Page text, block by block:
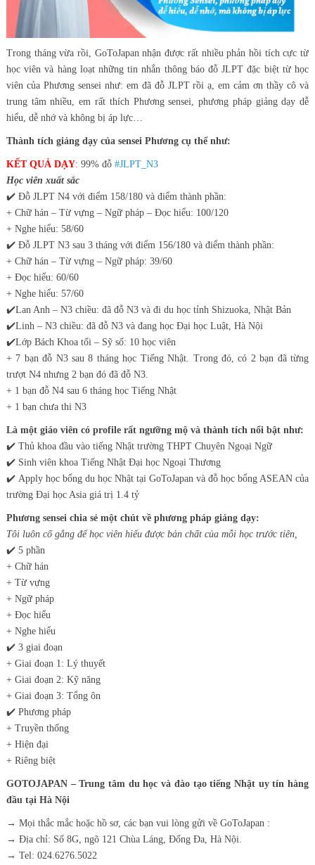
Trong tháng vừa rồi, GoToJapan nhận được rất nhiều phản hồi tích cực từ
học viên và hàng loạt những tin nhắn thông báo đỗ JLPT đặc biệt từ học
viên của Phương sensei như: em đã đỗ JLPT rồi ạ, em cảm ơn thầy cô và
trung tâm nhiều, em rất thích Phương sensei, phương pháp giảng dạy dễ
hiểu, dễ nhớ và không bị áp lực…
Thành tích giảng dạy của sensei Phương cụ thể như:
KẾT QUẢ DẠY: 99% đỗ #JLPT_N3
Học viên xuất sắc
✔️Đỗ JLPT N4 với điểm 158/180 và điểm thành phần:
+ Chữ hán – Từ vựng – Ngữ pháp – Đọc hiểu: 100/120
+ Nghe hiểu: 58/60
✔️Đỗ JLPT N3 sau 3 tháng với điểm 156/180 và điểm thành phần:
+ Chữ hán – Từ vựng – Ngữ pháp: 39/60
+ Đọc hiểu: 60/60
+ Nghe hiểu: 57/60
✔️Lan Anh – N3 chiều: đã đỗ N3 và đi du học tỉnh Shizuoka, Nhật Bản
✔️Linh – N3 chiều: đã đỗ N3 và đang học Đại học Luật, Hà Nội
✔️Lớp Bách Khoa tối – Sỹ số: 10 học viên
+ 7 bạn đỗ N3 sau 8 tháng học Tiếng Nhật. Trong đó, có 2 bạn đã từng
trượt N4 nhưng 2 bạn đó đã đỗ N3.
+ 1 bạn đỗ N4 sau 6 tháng học Tiếng Nhật
+ 1 bạn chưa thi N3
Là một giáo viên có profile rất ngưỡng mộ và thành tích nổi bật như:
✔️ Thủ khoa đầu vào tiếng Nhật trường THPT Chuyên Ngoại Ngữ
✔️ Sinh viên khoa Tiếng Nhật Đại học Ngoại Thương
✔️ Apply học bổng du học Nhật tại GoToJapan và đỗ học bổng ASEAN của
trường Đại học Asia giá trị 1.4 tỷ
Phương sensei chia sẻ một chút về phương pháp giảng dạy:
Tôi luôn cố gắng để học viên hiểu được bản chất của mỗi học trước tiên,
✔️5 phần
+ Chữ hán
+ Từ vựng
+ Ngữ pháp
+ Đọc hiểu
+ Nghe hiểu
✔️3 giai đoạn
+ Giai đoạn 1: Lý thuyết
+ Giai đoạn 2: Kỹ năng
+ Giai đoạn 3: Tổng ôn
✔️Phương pháp
+ Truyền thống
+ Hiện đại
+ Riêng biệt
GOTOJAPAN – Trung tâm du học và đào tạo tiếng Nhật uy tín hàng
đầu tại Hà Nội
→ Mọi thắc mắc hoặc hồ sơ, các bạn vui lòng gửi về GoToJapan :
→ Địa chỉ: Số 8G, ngõ 121 Chùa Láng, Đống Đa, Hà Nội.
→ Tel: 024.6276.5022